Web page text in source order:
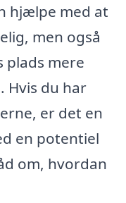
hjælpe med at
men også
plads mere
Hvis du har
er det en
en potentiel
om, hvordan